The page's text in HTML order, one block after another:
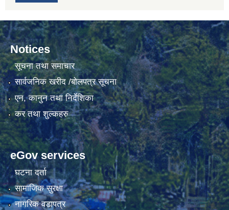
Notices
सूचना तथा समाचार
सार्वजनिक खरीद /बोलपत्र सूचना
एन, कानुन तथा निर्देशिका
कर तथा शुल्कहरु
eGov services
घटना दर्ता
सामाजिक सुरक्षा
नागरिक वडापत्र